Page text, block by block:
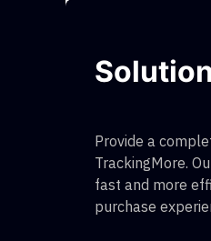
Provide a
TrackingMore.
fast and more
purchase